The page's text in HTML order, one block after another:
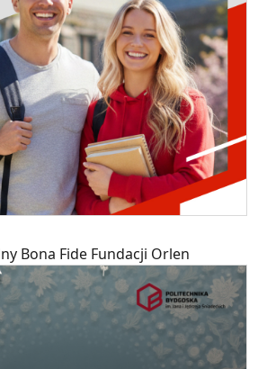
Bona Fide Fundacji Orlen